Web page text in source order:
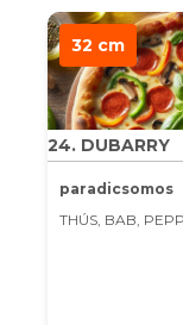
32 cm
24. DUBARRY
THÚS, BAB,